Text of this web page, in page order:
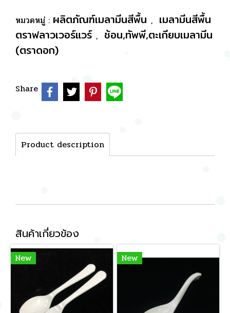
หมวดหมู่ : ผลิตภัณฑ์เมลามีนสีพื้น , เมลามีนสีพื้น
ตราฟลาวเวอร์แวร์ , ช้อน,ทัพพี,ตะเกียบเมลามีน
(ตราดอก)
Share
Product description
สินค้าเกี่ยวข้อง
New New